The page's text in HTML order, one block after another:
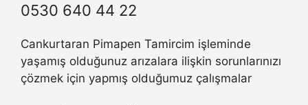
0530 640 44 22
Cankurtaran Pimapen Tamircim işleminde
yaşamış olduğunuz arızalara ilişkin sorunlarınızı
çözmek için yapmış olduğumuz çalışmalar